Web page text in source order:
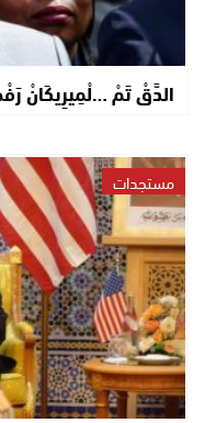
الدَّقْ تَمْ …لْمِيرِيكَانْ
مستجدات